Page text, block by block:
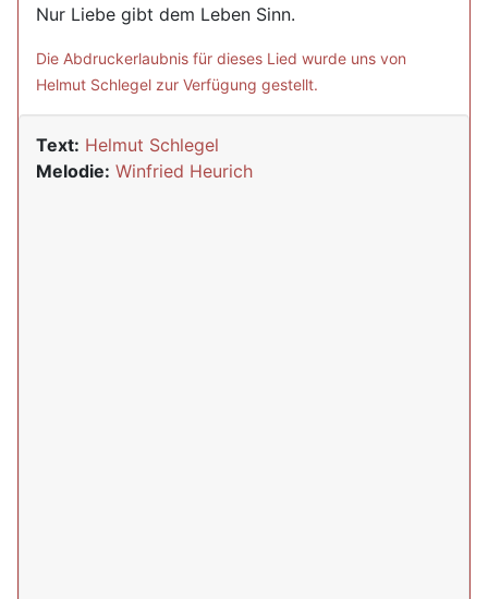
Nur Liebe gibt dem Leben Sinn.
Die Abdruckerlaubnis für dieses Lied wurde uns von
Helmut Schlegel zur Verfügung gestellt.
Text: Helmut Schlegel
Melodie: Winfried Heurich